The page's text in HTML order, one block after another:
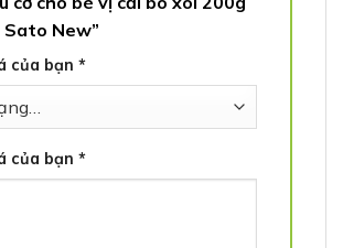
Sato New”
của bạn *
của bạn *